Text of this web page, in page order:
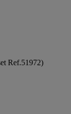
Ref.51972)